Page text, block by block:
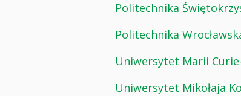
Politechnika
Politechnika
Uniwersytet Marii
Uniwersytet Mikołaja